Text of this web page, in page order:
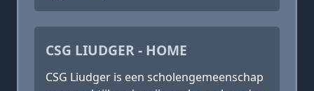
CSG LIUDGER - HOME
CSG Liudger is een scholengemeenschap